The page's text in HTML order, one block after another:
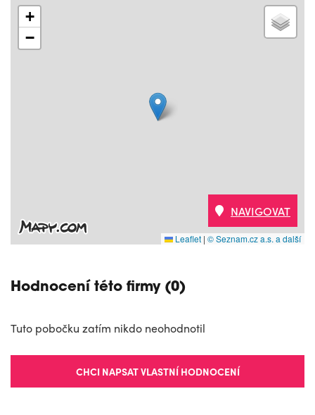
+
−
Leaflet | © Seznam.cz a.s. a další
NAVIGOVAT
Hodnocení této firmy (0)
Tuto pobočku zatím nikdo neohodnotil
CHCI NAPSAT VLASTNÍ HODNOCENÍ